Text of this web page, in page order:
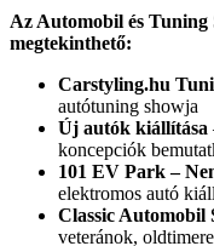
Az Automobil és Tuning
megtekinthető:
Carstyling.hu
autótuning showja
Új autók kiállítása
koncepciók
101 EV Park –
elektromos autó
Classic Automobil
veteránok,